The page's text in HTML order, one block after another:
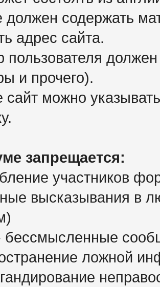
должен содержать
адрес сайта.
пользователя
и прочего).
сайт можно
запрещается:
участников
высказывания в
бессмысленные
ложной